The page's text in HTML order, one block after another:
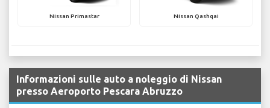
Nissan Primastar Nissan Qashqai
Informazioni sulle auto a noleggio di Nissan
presso Aeroporto Pescara Abruzzo